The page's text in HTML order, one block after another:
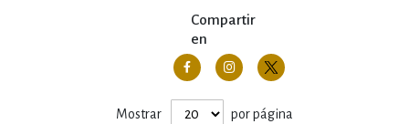
Compartir
en
Mostrar por página